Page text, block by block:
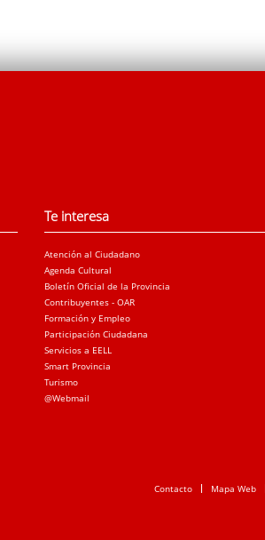
Te interesa
Atención al Ciudadano
Agenda Cultural
Boletín Oficial de la Provincia
Contribuyentes - OAR
Formación y Empleo
Participación Ciudadana
Servicios a EELL
Smart Provincia
Turismo
@Webmail
Contacto Mapa Web